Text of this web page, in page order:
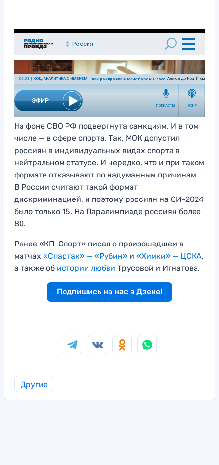
На фоне СВО РФ подвергнута санкциям. И в том
числе — в сфере спорта. Так, МОК допустил
россиян в индивидуальных видах спорта в
нейтральном статусе. И нередко, что и при таком
формате отказывают по надуманным причинам.
В России считают такой формат
дискриминацией, и поэтому россиян на ОИ-2024
было только 15. На Паралимпиаде россиян более
80.
Ранее «КП-Спорт» писал о произошедшем в
матчах «Спартак» — «Рубин» и «Химки» — ЦСКА,
а также об истории любви Трусовой и Игнатова.
Подпишись на нас в Дзене!
Другие